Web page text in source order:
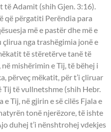
të Adamit (shih Gjen. 3:16).
që përgatiti Perëndia para
më e pastër dhe më e
nga trashëgimia jonë e
të stëretërve tanë të
mishërimin e Tij, të bëhej i
përveç mëkatit, për t’i çliruar
Tij të vullnetshme (shih Hebr.
Tij, në gjirin e së cilës Fjala e
tonë njerëzore, të ishte
duhej t’i nënshtrohej vdekjes